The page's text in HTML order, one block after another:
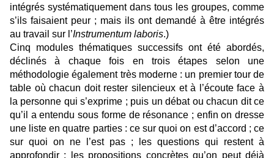
intégrés systématiquement dans tous les groupes, comme
s’ils faisaient peur ; mais ils ont demandé à être intégrés
au travail sur l’Instrumentum laboris.)
Cinq modules thématiques successifs ont été abordés,
déclinés à chaque fois en trois étapes selon une
méthodologie également très moderne : un premier tour de
table où chacun doit rester silencieux et à l’écoute face à
la personne qui s’exprime ; puis un débat ou chacun dit ce
qu’il a entendu sous forme de résonance ; enfin on dresse
une liste en quatre parties : ce sur quoi on est d’accord ; ce
sur quoi on ne l’est pas ; les questions qui restent à
approfondir ; les propositions concrètes qu’on peut déjà